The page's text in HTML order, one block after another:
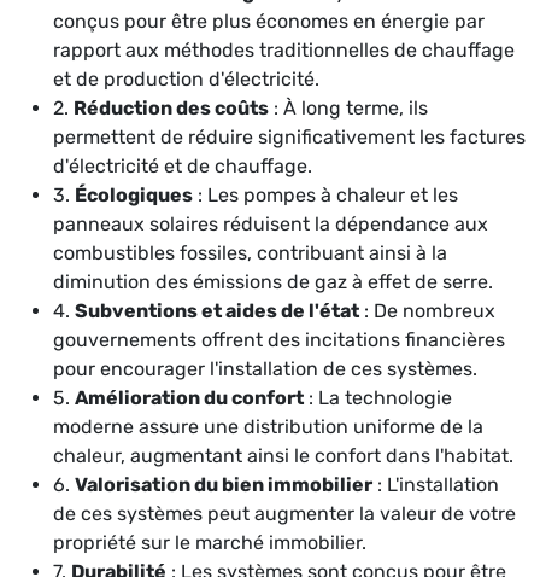
conçus pour être plus économes en énergie par
rapport aux méthodes traditionnelles de chauffage
et de production d'électricité.
2. Réduction des coûts : À long terme, ils
permettent de réduire significativement les factures
d'électricité et de chauffage.
3. Écologiques : Les pompes à chaleur et les
panneaux solaires réduisent la dépendance aux
combustibles fossiles, contribuant ainsi à la
diminution des émissions de gaz à effet de serre.
4. Subventions et aides de l'état : De nombreux
gouvernements offrent des incitations financières
pour encourager l'installation de ces systèmes.
5. Amélioration du confort : La technologie
moderne assure une distribution uniforme de la
chaleur, augmentant ainsi le confort dans l'habitat.
6. Valorisation du bien immobilier : L'installation
de ces systèmes peut augmenter la valeur de votre
propriété sur le marché immobilier.
7. Durabilité : Les systèmes sont conçus pour être